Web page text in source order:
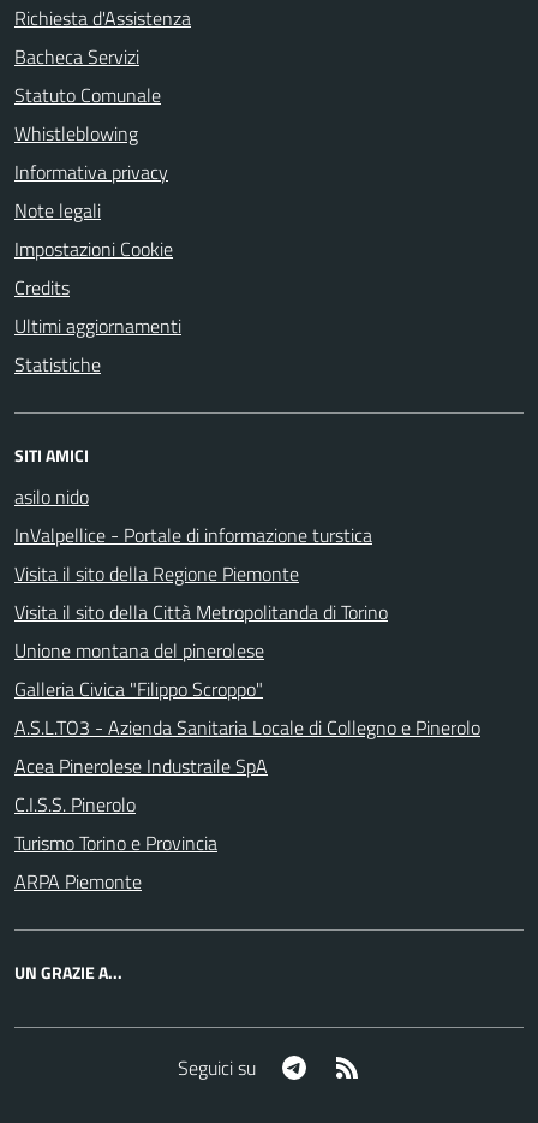
Richiesta d'Assistenza
Bacheca Servizi
Statuto Comunale
Whistleblowing
Informativa privacy
Note legali
Impostazioni Cookie
Credits
Ultimi aggiornamenti
Statistiche
SITI AMICI
asilo nido
InValpellice - Portale di informazione turstica
Visita il sito della Regione Piemonte
Visita il sito della Città Metropolitanda di Torino
Unione montana del pinerolese
Galleria Civica "Filippo Scroppo"
A.S.L.TO3 - Azienda Sanitaria Locale di Collegno e Pinerolo
Acea Pinerolese Industraile SpA
C.I.S.S. Pinerolo
Turismo Torino e Provincia
ARPA Piemonte
UN GRAZIE A...
Seguici su Telegram